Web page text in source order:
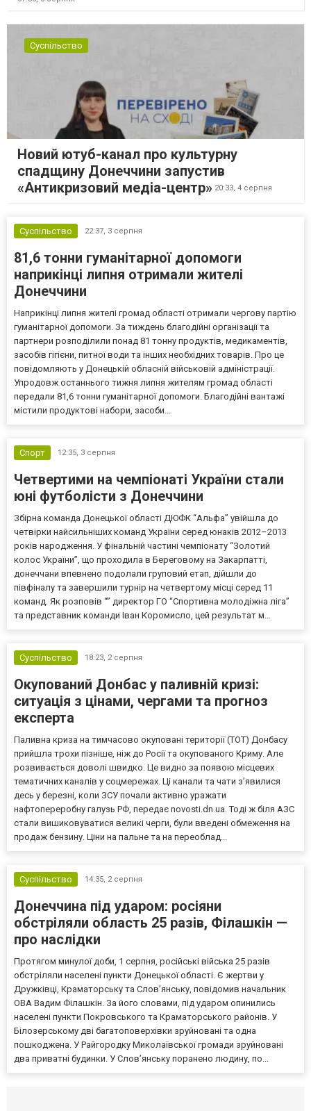
Суспільство
Новий ютуб-канал про культурну
спадщину Донеччини запустив
«Антикризовий медіа-центр» 20:33, 4 серпня
Суспільство 22:37, 3 серпня
81,6 тонни гуманітарної допомоги
наприкінці липня отримали жителі
Донеччини
Наприкінці липня жителі громад області отримали чергову партію
гуманітарної допомоги. За тиждень благодійні організації та
партнери розподілили понад 81 тонну продуктів, медикаментів,
засобів гігієни, питної води та інших необхідних товарів. Про це
повідомляють у Донецькій обласній військовій адміністрації.
Упродовж останнього тижня липня жителям громад області
передали 81,6 тонни гуманітарної допомоги. Благодійні вантажі
містили продуктові набори, засоби...
Спорт 12:35, 3 серпня
Четвертими на чемпіонаті України стали
юні футболісти з Донеччини
Збірна команда Донецької області ДЮФК “Альфа” увійшла до
четвірки найсильніших команд України серед юнаків 2012–2013
років народження. У фінальній частині чемпіонату “Золотий
колос України”, що проходила в Береговому на Закарпатті,
донеччани впевнено подолали груповий етап, дійшли до
півфіналу та завершили турнір на четвертому місці серед 11
команд. Як розповів “” директор ГО “Спортивна молодіжна ліга”
та представник команди Іван Коромисло, цей результат м...
Суспільство 18:23, 2 серпня
Окупований Донбас у паливній кризі:
ситуація з цінами, чергами та прогноз
експерта
Паливна криза на тимчасово окуповані території (ТОТ) Донбасу
прийшла трохи пізніше, ніж до Росії та окупованого Криму. Але
розвивається доволі швидко. Це видно за появою місцевих
тематичних каналів у соцмережах. Ці канали та чати з’явилися
десь у березні, коли ЗСУ почали активно уражати
нафтопереробну галузь РФ, передає novosti.dn.ua. Тоді ж біля АЗС
стали вишиковуватися великі черги, були введені обмеження на
продаж бензину. Ціни на пальне та на переоблад...
Суспільство 14:35, 2 серпня
Донеччина під ударом: росіяни
обстріляли область 25 разів, Філашкін —
про наслідки
Протягом минулої доби, 1 серпня, російські війська 25 разів
обстріляли населені пункти Донецької області. Є жертви у
Дружківці, Краматорську та Слов’янську, повідомив начальник
ОВА Вадим Філашкін. За його словами, під ударом опинились
населені пункти Покровського та Краматорського районів. У
Білозерському дві багатоповерхівки зруйновані та одна
пошкоджена. У Райгородку Миколаївської громади зруйновані
два приватні будинки. У Слов’янську поранено людину, по...